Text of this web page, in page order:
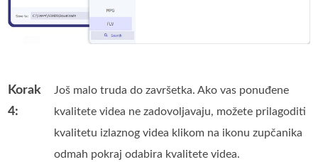
Korak
4:
Još malo truda do završetka. Ako vas ponuđene
kvalitete videa ne zadovoljavaju, možete prilagoditi
kvalitetu izlaznog videa klikom na ikonu zupčanika
odmah pokraj odabira kvalitete videa.